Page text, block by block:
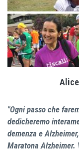
"Ogni passo che
dedicheremo
demenza e
Maratona Alzheimer.